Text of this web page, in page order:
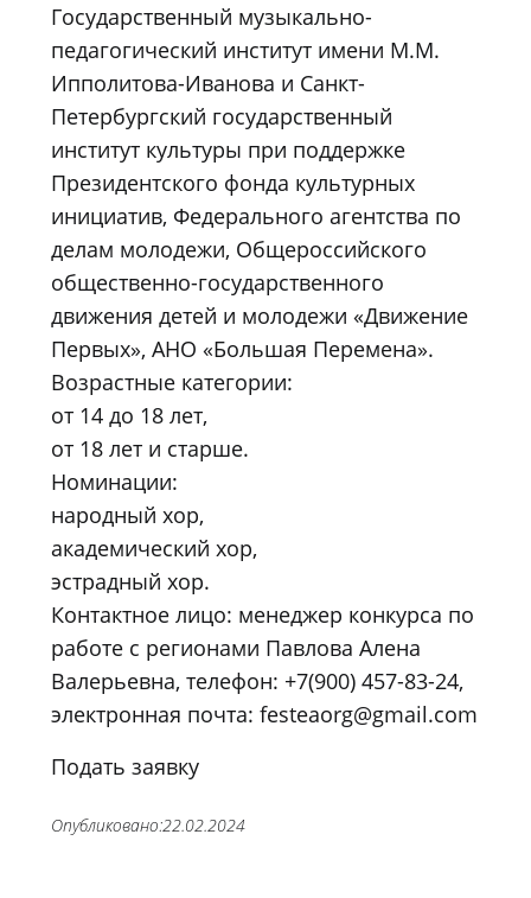
Государственный музыкально-
педагогический институт имени М.М.
Ипполитова-Иванова и Санкт-
Петербургский государственный
институт культуры при поддержке
Президентского фонда культурных
инициатив, Федерального агентства по
делам молодежи, Общероссийского
общественно-государственного
движения детей и молодежи «Движение
Первых», АНО «Большая Перемена».
Возрастные категории:
от 14 до 18 лет,
от 18 лет и старше.
Номинации:
народный хор,
академический хор,
эстрадный хор.
Контактное лицо: менеджер конкурса по
работе с регионами Павлова Алена
Валерьевна, телефон: +7(900) 457-83-24,
электронная почта: festeaorg@gmail.com
Подать заявку
Опубликовано:22.02.2024